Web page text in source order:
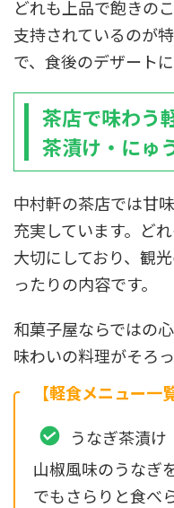
どれも上品で飽きの
支持されているのが
で、食後のデザート
茶店で味わう
茶漬け・にゅ
中村軒の茶店では甘
充実しています。ど
大切にしており、観
ったりの内容です。
和菓子屋ならではの
味わいの料理がそろっ
【軽食メニュー一覧
うなぎ茶漬け
山椒風味のうなぎ
でもさらりと食べ